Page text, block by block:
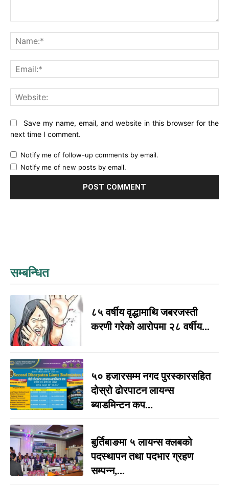
Save my name, email, and website in this browser for the
next time I comment.
Notify me of follow-up comments by email.
Notify me of new posts by email.
सम्बन्धित
८५ वर्षीय वृद्धामाथि जबरजस्ती
करणी गरेको आरोपमा २८ वर्षीय...
५० हजारसम्म नगद पुरस्कारसहित
दोस्रो ढोरपाटन लायन्स
ब्याडमिन्टन कप...
बुर्तिबाङमा ५ लायन्स क्लबको
पदस्थापन तथा पदभार ग्रहण
सम्पन्न,...